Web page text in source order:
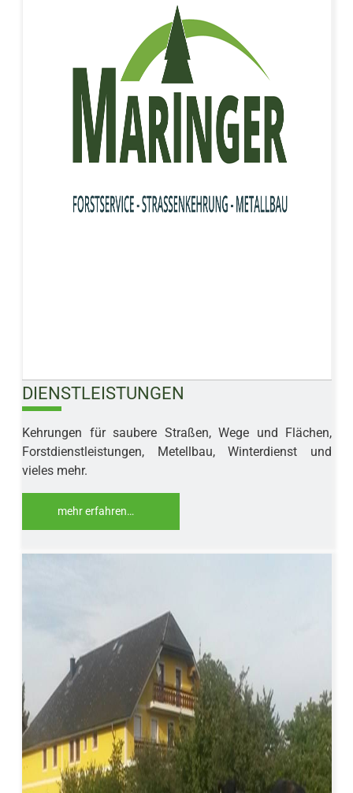
DIENSTLEISTUNGEN
Kehrungen für saubere Straßen, Wege und Flächen,
Forstdienstleistungen, Metellbau, Winterdienst und
vieles mehr.
mehr erfahren…